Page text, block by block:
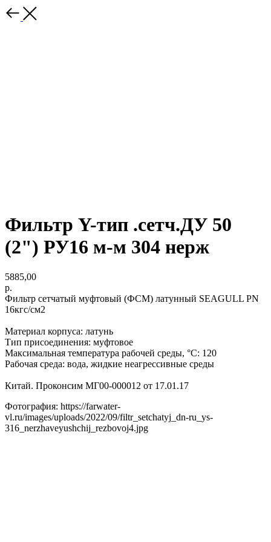
Фильтр Y-тип .сетч.ДУ 50
(2") РУ16 м-м 304 нерж
5885,00
р.
Фильтр сетчатый муфтовый (ФСМ) латунный SEAGULL РN
16кгс/см2
Материал корпуса: латунь
Тип присоединения: муфтовое
Максимальная температура рабочей среды, °С: 120
Рабочая среда: вода, жидкие неагрессивные среды
Китай. Проконсим МГ00-000012 от 17.01.17
Фотография: https://farwater-
vl.ru/images/uploads/2022/09/filtr_setchatyj_dn-ru_ys-
316_nerzhaveyushchij_rezbovoj4.jpg